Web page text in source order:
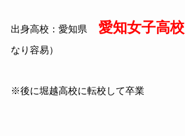
出身高校：愛知県 愛知女子高校
なり容易）
※後に堀越高校に転校して卒業